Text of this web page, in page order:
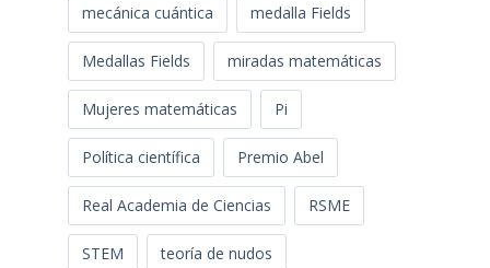
mecánica cuántica medalla Fields
Medallas Fields miradas matemáticas
Mujeres matemáticas Pi
Política científica Premio Abel
Real Academia de Ciencias RSME
STEM teoría de nudos